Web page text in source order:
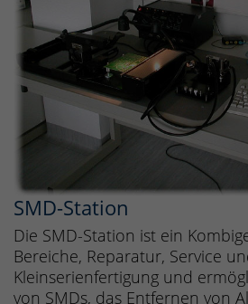
SMD-Station
Die SMD-Station ist ein
Bereiche, Reparatur, Service
Kleinserienfertigung und
von SMDs, das Entfernen von